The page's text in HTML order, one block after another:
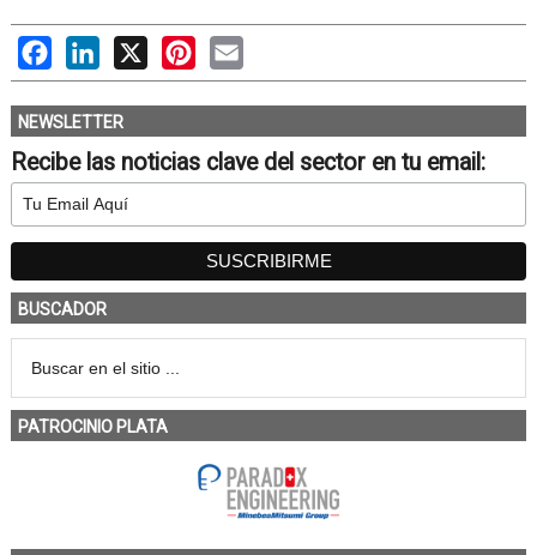
FacebookLinkedIn
X PinterestEmail
NEWSLETTER
Recibe las noticias clave del sector en tu email:
BUSCADOR
PATROCINIO PLATA